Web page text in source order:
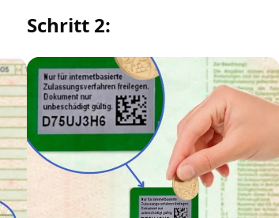
Schritt 2: